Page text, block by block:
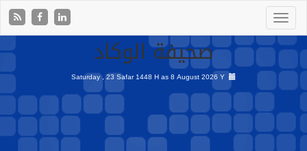
صحيفة الوكاد
Saturday , 23 Safar 1448 H as8 August 2026 Y